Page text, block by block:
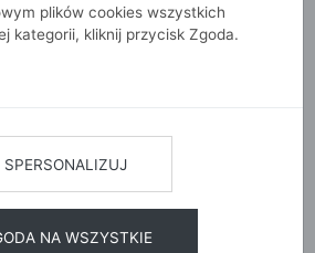
POKAŻ FILTRY
plików cookies wszystkich
kategorii, kliknij przycisk Zgoda.
SPERSONALIZUJ
NA WSZYSTKIE